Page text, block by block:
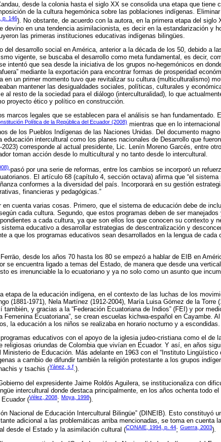
desde la colonia hasta el siglo XX se consolida una etapa que tiene
de la cultura hegemónica sobre las poblaciones indígenas. Eliminar
p. 146). No obstante, de acuerdo con la autora, en la primera etapa del siglo
devino en una tendencia asimilacionista, es decir en la estandarización y
las primeras instituciones educativas indígenas bilingües.
del desarrollo social en América, anterior a la década de los 50, debido a
vigente, se buscaba el desarrollo como meta fundamental, es decir,
intentó que sea desde la iniciativa de los grupos no-hegemónicos en
mediante la exportación para encontrar formas de prosperidad
en un primer momento tuvo que revitalizar su cultura (multiculturalismo)
mantener las desigualdades sociales, políticas, culturales y
al resto de la sociedad para el diálogo (interculturalidad), lo que
proyecto ético y político en construcción.
marcos legales que se establecen para el análisis se han fundamentado.
Política de la República del Ecuador (2008) mientras que en lo
de los Pueblos Indígenas de las Naciones Unidas. Del documento
educación intercultural como los planes nacionales de Desarrollo que
corresponde al actual presidente, Lic. Lenín Moreno Garcés, entre
toman acción desde lo multicultural y no tanto desde lo intercultural.
pasó por una serie de reformas, entre los cambios se incorporó un
El artículo 68 (capítulo 4, sección octava) afirma que “el sistema
conformes a la diversidad del país. Incorporará en su gestión
financieras y pedagógicas.”
cuenta varias cosas. Primero, que el sistema de educación debe de
cada cultura. Segundo, que estos programas deben de ser
a cada cultura, ya que son ellos los que conocen su contexto y
educativo a desarrollar estrategias de descentralización y
a que los programas educativos sean desarrollados en la lengua de cada
desde los años 70 hasta los 80 se empezó a hablar de EIB en
se encuentra ligado a temas del Estado, de manera que desde una
es irrenunciable la lo ecuatoriano y ya no solo como un asunto que
etapa de la educación indígena, en el contexto de las luchas de los
(1881-1971), Nela Martínez (1912-2004), María Luisa Gómez de la Torre
también, y gracias a la “Federación Ecuatoriana de Indios” (FEI) y por
Femenina Ecuatoriana”, se crean escuelas kichwa-español en Cayambe.
la educación a los niños se realizaba en horario nocturno y a escondidas.
educativos con el apoyo de la iglesia judeo-cristiana como el de
religiosas oriundas de Colombia que vivían en Ecuador. Y así, en años
de Educación. Más adelante en 1963 con el “Instituto Lingüístico
a cambio de difundir también la religión protestante a los grupos
y tsachis (Yánez, s.f.).
del expresidente Jaime Roldós Aguilera, se institucionaliza con
intercultural donde destaca principalmente, en los años ochenta todo
(Vélez, 2008; Moya, 1998).
Nacional de Educación Intercultural Bilingüe” (DINEIB). Esto constituyó
adicional a las problemáticas arriba mencionadas, se toma en cuenta
desde el Estado y la asimilación cultural (CONAIE, 1994, p. 44; Guerra, 2003).